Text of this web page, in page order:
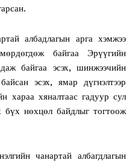
албадлагын арга хэмжээ
байгаа Эрүүгийн
байгаа эсэх, шинжээчийн
эсэх, ямар дүгнэлтээр
хараа хяналтаас гадуур сул
бүх нөхцөл байдлыг тогтоож
чанартай албагдлагын